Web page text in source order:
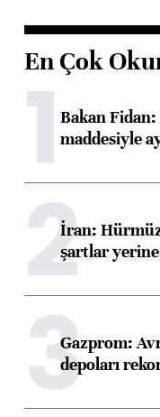
En Çok
1Bakan
maddesiyle
2
İran:
şartlar
3Gazprom:
depoları